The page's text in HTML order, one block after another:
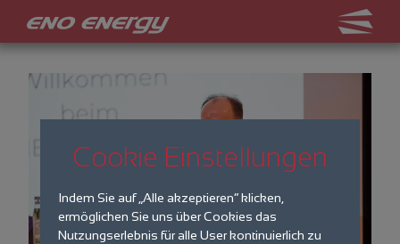
Cookie Einstellungen
Indem Sie auf „Alle akzeptieren“ klicken,
ermöglichen Sie uns über Cookies das
Nutzungserlebnis für alle User kontinuierlich zu